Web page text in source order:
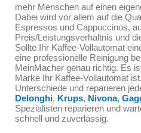
mehr Menschen auf einen
Dabei wird vor allem auf die
Espressos und Cappuccinos,
Preis/Leistungsverhältnis und
Sollte Ihr Kaffee-Vollautomat
eine professionelle Reinigung
MeinMacher genau richtig. Es
Marke Ihr Kaffee-Vollautomat
Unterschiede und reparieren
Delonghi, Krups, Nivona,
Spezialisten reparieren und
schnell und zuverlässig.